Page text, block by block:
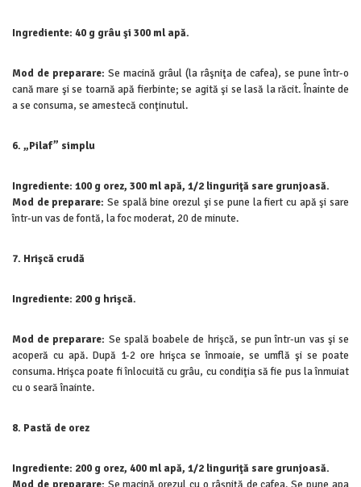
Ingrediente: 40 g grâu şi 300 ml apă.
Mod de preparare: Se macină grâul (la râşniţa de cafea), se pune într-o
cană mare şi se toarnă apă fierbinte; se agită şi se lasă la răcit. Înainte de
a se consuma, se amestecă conţinutul.
6. „Pilaf” simplu
Ingrediente: 100 g orez, 300 ml apă, 1/2 linguriţă sare grunjoasă.
Mod de preparare: Se spală bine orezul şi se pune la fiert cu apă şi sare
într-un vas de fontă, la foc moderat, 20 de minute.
7. Hrişcă crudă
Ingrediente: 200 g hrişcă.
Mod de preparare: Se spală boabele de hrişcă, se pun într-un vas şi se
acoperă cu apă. După 1-2 ore hrişca se înmoaie, se umflă şi se poate
consuma. Hrişca poate fi înlocuită cu grâu, cu condiţia să fie pus la înmuiat
cu o seară înainte.
8. Pastă de orez
Ingrediente: 200 g orez, 400 ml apă, 1/2 linguriţă sare grunjoasă.